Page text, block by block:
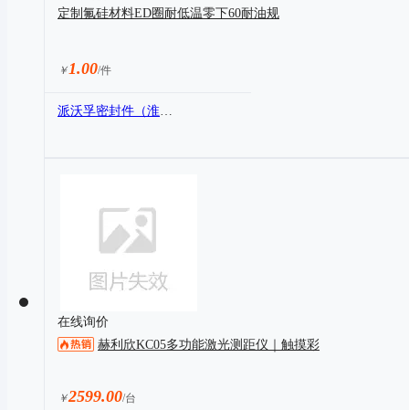
定制氟硅材料ED圈耐低温零下60耐油规
￥1.00/件
派沃孚密封件（淮安）有限公司
在线询价
赫利欣KC05多功能激光测距仪｜触摸彩
￥2599.00/台